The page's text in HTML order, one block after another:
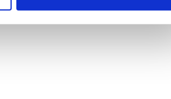
Richtung.
Google testet Web Bot